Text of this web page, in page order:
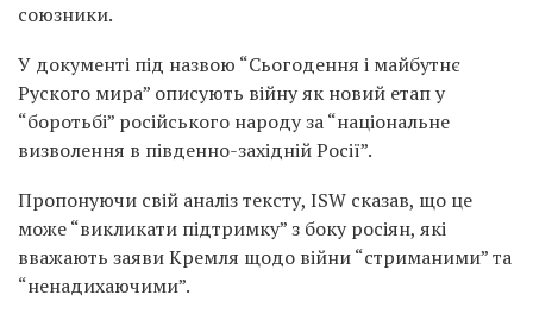
союзники.
У документі під назвою “Сьогодення і майбутнє
Руского мира” описують війну як новий етап у
“боротьбі” російського народу за “національне
визволення в південно-західній Росії”.
Пропонуючи свій аналіз тексту, ISW сказав, що це
може “викликати підтримку” з боку росіян, які
вважають заяви Кремля щодо війни “стриманими” та
“ненадихаючими”.